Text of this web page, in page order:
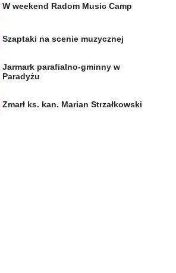
W weekend Radom Music Camp
Szaptaki na scenie muzycznej
Jarmark parafialno-gminny w
Paradyżu
Zmarł ks. kan. Marian Strzałkowski